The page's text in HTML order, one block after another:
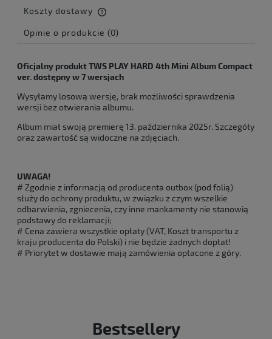
Koszty dostawy
Cena nie zawiera ewentualnych kosztów płatności
Opinie o produkcie (0)
Oficjalny produkt TWS PLAY HARD 4th Mini Album Compact
ver. dostępny w 7 wersjach
Wysyłamy losową wersję, brak możliwości sprawdzenia
wersji bez otwierania albumu.
Album miał swoją premierę 13. października 2025r. Szczegóły
oraz zawartość są widoczne na zdjęciach.
UWAGA!
# Zgodnie z informacją od producenta outbox (pod folią)
służy do ochrony produktu, w związku z czym wszelkie
odbarwienia, zgniecenia, czy inne mankamenty nie stanowią
podstawy do reklamacji;
# Cena zawiera wszystkie opłaty (VAT, Koszt transportu z
kraju producenta do Polski) i nie będzie żadnych dopłat!
# Priorytet w dostawie mają zamówienia opłacone z góry.
Bestsellery